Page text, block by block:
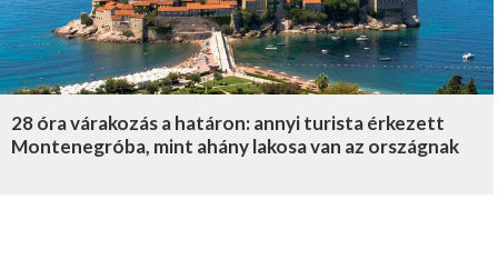
28 óra várakozás a határon: annyi turista érkezett
Montenegróba, mint ahány lakosa van az országnak